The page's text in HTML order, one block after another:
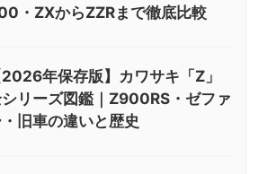
・ZXからZZRまで徹底比較
2026年保存版】カワサキ「Z」
リーズ図鑑｜Z900RS・ゼファ
旧車の違いと歴史